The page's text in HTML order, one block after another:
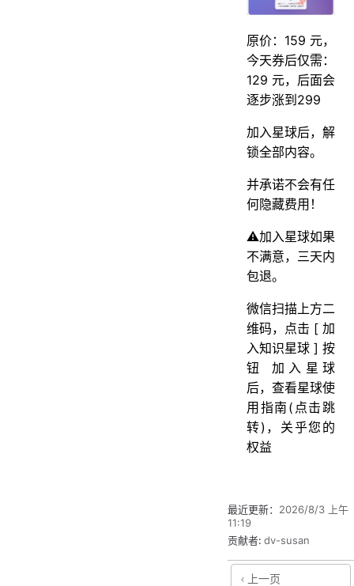
原价：159 元，
今天券后仅需：
129 元，后面会
逐步涨到299
加入星球后，解
锁全部内容。
并承诺不会有任
何隐藏费用！
⚠️加入星球如果
不满意，三天内
包退。
微信扫描上方二
维码，点击 [ 加
入知识星球 ] 按
钮 加入星球
后，查看星球使
用指南(点击跳
转)，关乎您的
权益
最近更新： 2026/8/3 上午
11:19
贡献者: dv-susan
上一页